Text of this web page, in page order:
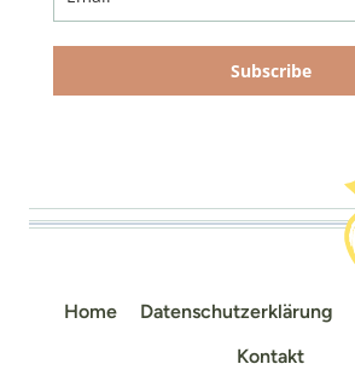
Subscribe
Home Datenschutzerklärung
Kontakt